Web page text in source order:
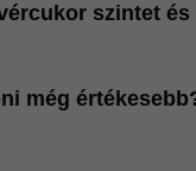
szintet
még